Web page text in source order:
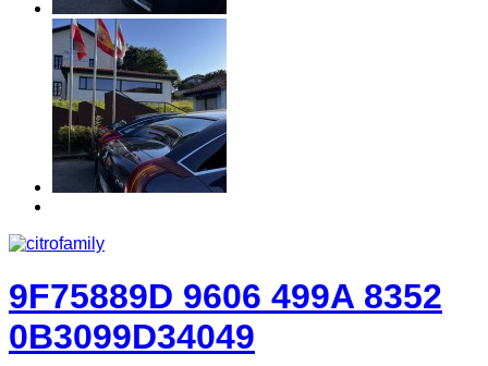
9F75889D 9606 499A 8352
0B3099D34049